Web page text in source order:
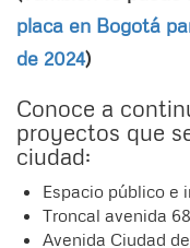
placa en Bogotá
de 2024)
Conoce a
proyectos que
ciudad:
Espacio público e
Troncal avenida 68
Avenida Ciudad